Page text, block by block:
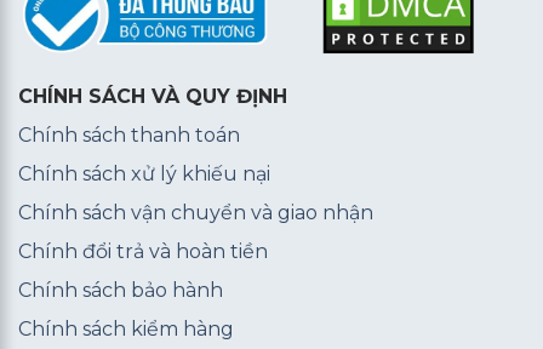
CHÍNH SÁCH VÀ QUY ĐỊNH
Chính sách thanh toán
Chính sách xử lý khiếu nại
Chính sách vận chuyển và giao nhận
Chính đổi trả và hoàn tiền
Chính sách bảo hành
Chính sách kiểm hàng